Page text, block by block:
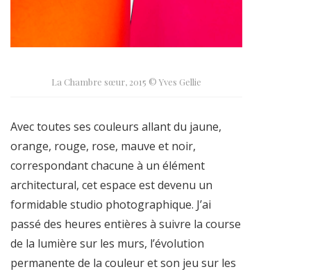
La Chambre sœur, 2015 © Yves Gellie
Avec toutes ses couleurs allant du jaune,
orange, rouge, rose, mauve et noir,
correspondant chacune à un élément
architectural, cet espace est devenu un
formidable studio photographique. J’ai
passé des heures entières à suivre la course
de la lumière sur les murs, l’évolution
permanente de la couleur et son jeu sur les